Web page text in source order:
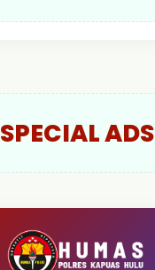
SPECIAL ADS